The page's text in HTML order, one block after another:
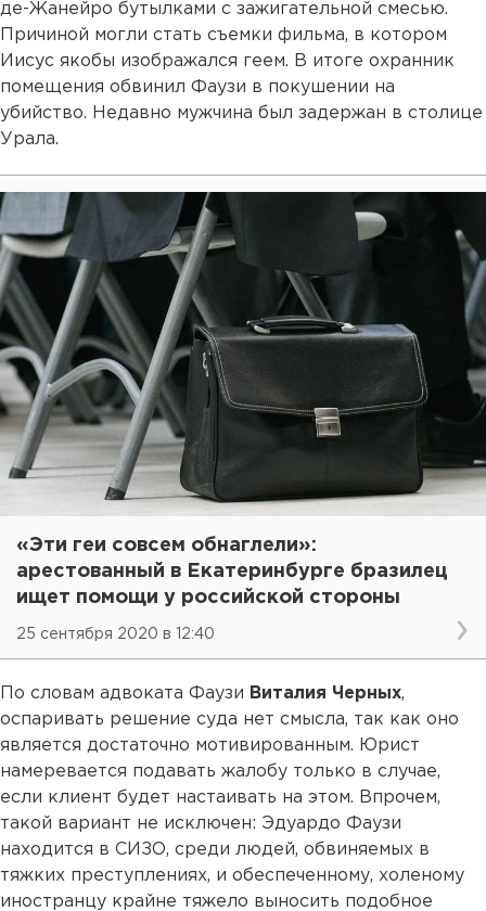
де-Жанейро бутылками с зажигательной смесью.
Причиной могли стать съемки фильма, в котором
Иисус якобы изображался геем. В итоге охранник
помещения обвинил Фаузи в покушении на
убийство. Недавно мужчина был задержан в столице
Урала.
«Эти геи совсем обнаглели»:
арестованный в Екатеринбурге бразилец
ищет помощи у российской стороны
25 сентября 2020 в 12:40
По словам адвоката Фаузи Виталия Черных,
оспаривать решение суда нет смысла, так как оно
является достаточно мотивированным. Юрист
намеревается подавать жалобу только в случае,
если клиент будет настаивать на этом. Впрочем,
такой вариант не исключен: Эдуардо Фаузи
находится в СИЗО, среди людей, обвиняемых в
тяжких преступлениях, и обеспеченному, холеному
иностранцу крайне тяжело выносить подобное